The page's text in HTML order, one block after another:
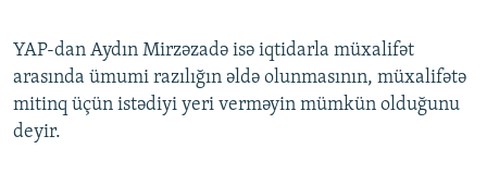
YAP-dan Aydın Mirzəzadə isə iqtidarla müxalifət
arasında ümumi razılığın əldə olunmasının, müxalifətə
mitinq üçün istədiyi yeri verməyin mümkün olduğunu
deyir.